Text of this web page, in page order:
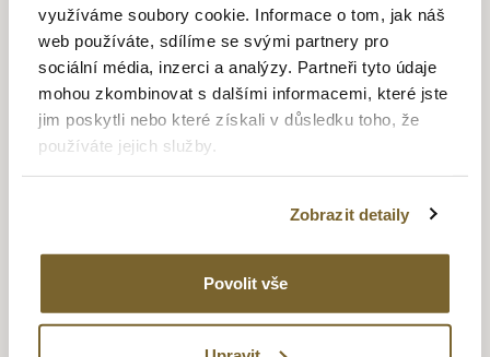
využíváme soubory cookie. Informace o tom, jak náš
web používáte, sdílíme se svými partnery pro
sociální média, inzerci a analýzy. Partneři tyto údaje
mohou zkombinovat s dalšími informacemi, které jste
jim poskytli nebo které získali v důsledku toho, že
používáte jejich služby.
Zobrazit detaily
Povolit vše
Firma Oris byla založena v roce 1904 ve švýcarském
městečku Hölstein a jméno dostala po nedaleko protékající
říčce. Společnost se rychle rozvíjela a postupně otevírala
další závody, a to Holderbank (1906), Como (1908),
Courgenay (1916), Herbetswil (1925), Ziefen (1925) a Biel
(1936). V roce 1925 společnost vydává své první
své první hodinky pro piloty. Druhá světová válka znamenala
s 8 denní rezervou chodu. První hodinky s automatickým
nátahem vydává v roce 1952 a pohání je strojek „kalibr 601“.
Další legendární počin firma vydává v roce 1965. Jedná